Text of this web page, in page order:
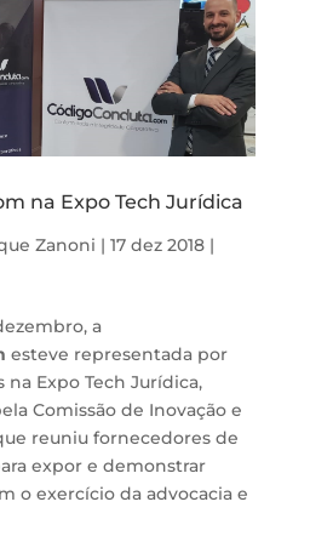
na Expo Tech Jurídica
Zanoni | 17 dez 2018|
a
esteve representada por
Expo Tech Jurídica,
Comissão de Inovação e
reuniu fornecedores de
expor e demonstrar
o exercício da advocacia e